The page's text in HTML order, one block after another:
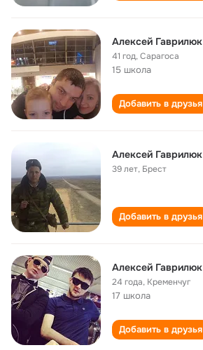
Алексей Гаврилюк
41 год,Сарагоса
15 школа
Добавить в друзья
Алексей Гаврилюк
39 лет, Брест
Добавить в друзья
Алексей Гаврилюк
24 года, Кременчуг
17 школа
Добавить в друзья